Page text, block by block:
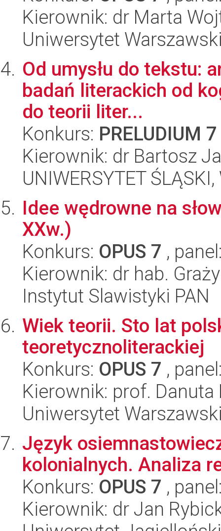
Kierownik: dr Marta
Uniwersytet
Od umysłu do tekstu:
badań literackich od
do teorii liter...
Konkurs: PRELUDIUM 7
Kierownik: dr Bartosz
UNIWERSYTET
Idee wędrowne na
XXw.)
Konkurs: OPUS 7 ,
Kierownik: dr hab.
Instytut Slawistyki PAN
Wiek teorii. Sto lat
teoretycznoliterackiej
Konkurs: OPUS 7 ,
Kierownik: prof. Danuta
Uniwersytet
Język
kolonialnych. Analiza
Konkurs: OPUS 7 ,
Kierownik: dr Jan